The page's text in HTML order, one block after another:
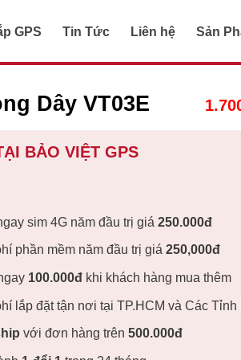
GPS Tin Tức Liên hệ Sản
Dây VT03E
BẢO VIỆT GPS
sim 4G năm đầu trị giá 250.000đ
phần mềm năm đầu trị giá 250,000đ
100.000đ khi khách hàng mua thêm
lắp đặt tận nơi tại TP.HCM và Các Tỉnh
với đơn hàng trên 500.000đ